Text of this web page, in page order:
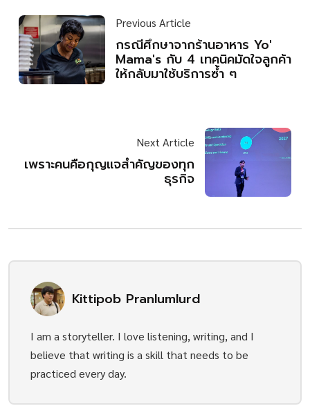
Previous Article
กรณีศึกษาจากร้านอาหาร Yo'
Mama's กับ 4 เทคนิคมัดใจลูกค้า
ให้กลับมาใช้บริการซ้ำ ๆ
Next Article
เพราะคนคือกุญแจสำคัญของทุก
ธุรกิจ
Kittipob Pranlumlurd
I am a storyteller. I love listening, writing, and I
believe that writing is a skill that needs to be
practiced every day.